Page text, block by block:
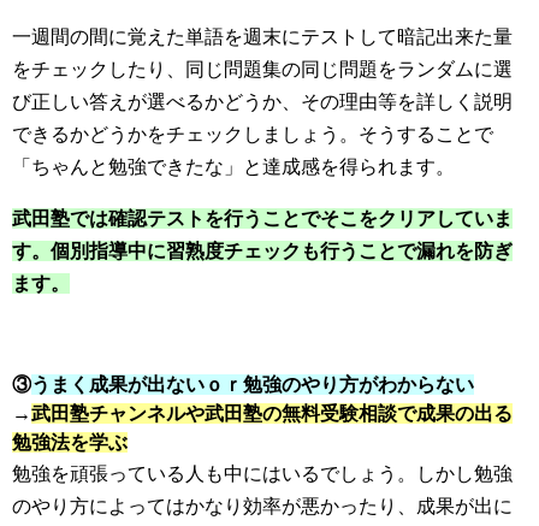
一週間の間に覚えた単語を週末にテストして暗記出来た量
をチェックしたり、同じ問題集の同じ問題をランダムに選
び正しい答えが選べるかどうか、その理由等を詳しく説明
できるかどうかをチェックしましょう。そうすることで
「ちゃんと勉強できたな」と達成感を得られます。
武田塾では確認テストを行うことでそこをクリアしていま
す。個別指導中に習熟度チェックも行うことで漏れを防ぎ
ます。
③うまく成果が出ないｏｒ勉強のやり方がわからない
→武田塾チャンネルや武田塾の無料受験相談で成果の出る
勉強法を学ぶ
勉強を頑張っている人も中にはいるでしょう。しかし勉強
のやり方によってはかなり効率が悪かったり、成果が出に